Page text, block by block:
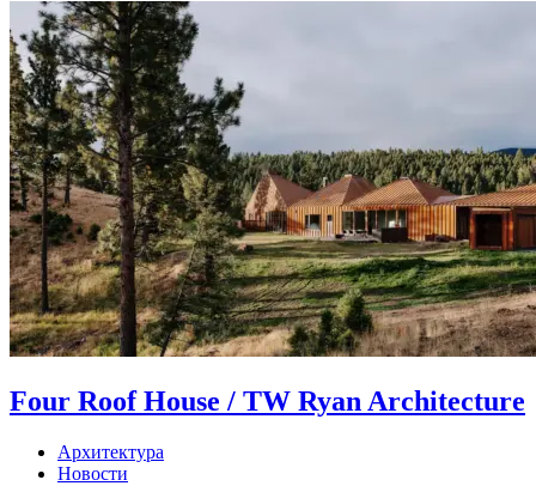
Four Roof House / TW Ryan Architecture
Архитектура
Новости